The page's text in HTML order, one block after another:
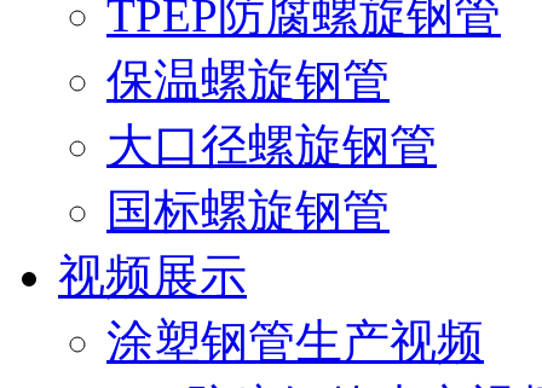
TPEP防腐螺旋钢管
保温螺旋钢管
大口径螺旋钢管
国标螺旋钢管
视频展示
涂塑钢管生产视频